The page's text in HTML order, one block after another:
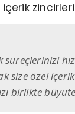
süreçlerinizi
size özel
birlikte